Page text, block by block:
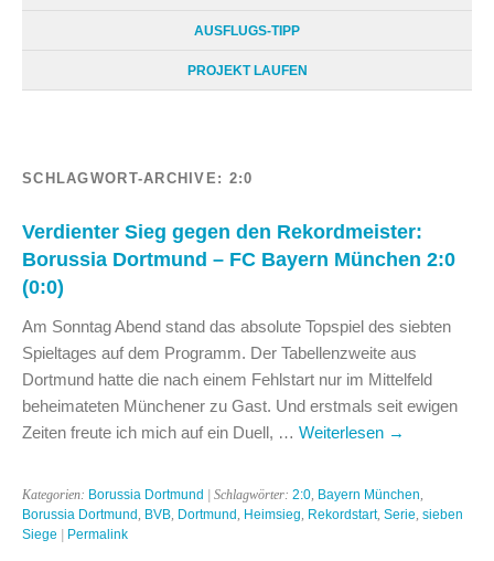
AUSFLUGS-TIPP
PROJEKT LAUFEN
SCHLAGWORT-ARCHIVE: 2:0
Verdienter Sieg gegen den Rekordmeister:
Borussia Dortmund – FC Bayern München 2:0
(0:0)
Am Sonntag Abend stand das absolute Topspiel des siebten
Spieltages auf dem Programm. Der Tabellenzweite aus
Dortmund hatte die nach einem Fehlstart nur im Mittelfeld
beheimateten Münchener zu Gast. Und erstmals seit ewigen
Zeiten freute ich mich auf ein Duell, … Weiterlesen →
Kategorien: Borussia Dortmund | Schlagwörter: 2:0 Bayern München
Borussia Dortmund BVB Dortmund Heimsieg Rekordstart, Serie sieben
Siege | Permalink